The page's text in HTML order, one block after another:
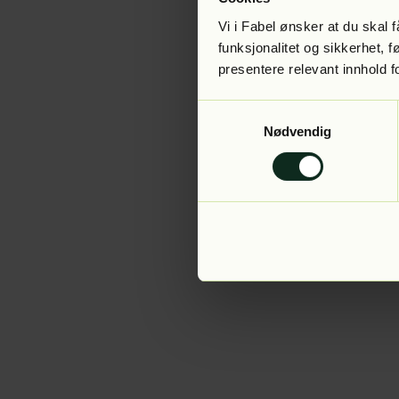
Vi i Fabel ønsker at du skal
funksjonalitet og sikkerhet,
presentere relevant innhold
Nødvendig
Application